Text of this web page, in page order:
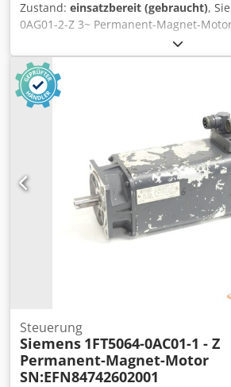
Zustand: einsatzbereit (gebraucht),
0AG01-2-Z 3~ Permanent-Magnet-
gebraucht, normale Gebrauchsspuren,
funktionsfähig Csdpfji D R Rajx Ailsrf
Steuerung
Siemens 1FT5064-0AC01-1 - Z
Permanent-Magnet-Motor
SN:EFN84742602001